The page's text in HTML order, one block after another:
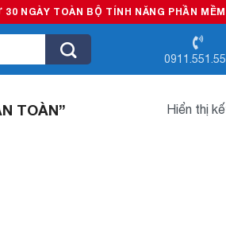
NGÀY TOÀN BỘ TÍNH NĂNG PHẦN MỀM
TOÀN” Hiển thị